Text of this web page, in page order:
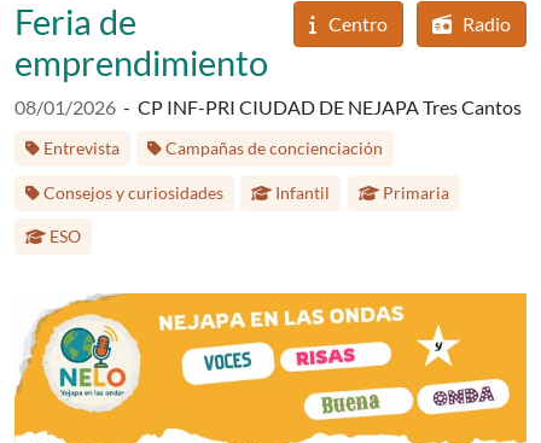
Centro Radio
Feria de
emprendimiento
Fecha de publicación:
08/01/2026 - CP INF-PRI CIUDAD DE NEJAPA Tres Cantos
Etiquetas:
Entrevista Campañas de concienciación
Consejos y curiosidades Infantil Primaria
ESO